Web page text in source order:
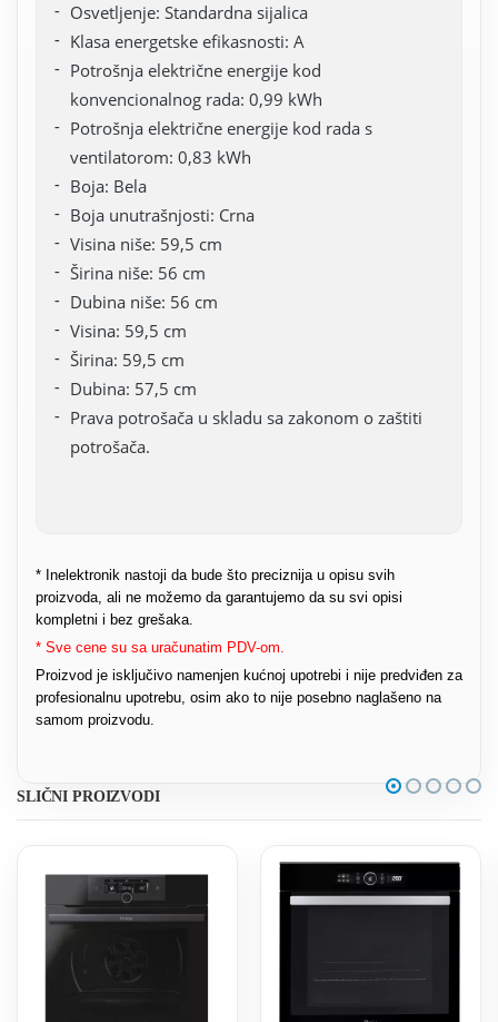
Osvetljenje: Standardna sijalica
Klasa energetske efikasnosti: A
Potrošnja električne energije kod
konvencionalnog rada: 0,99 kWh
Potrošnja električne energije kod rada s
ventilatorom: 0,83 kWh
Boja: Bela
Boja unutrašnjosti: Crna
Visina niše: 59,5 cm
Širina niše: 56 cm
Dubina niše: 56 cm
Visina: 59,5 cm
Širina: 59,5 cm
Dubina: 57,5 cm
Prava potrošača u skladu sa zakonom o zaštiti
potrošača.
* Inelektronik nastoji da bude što preciznija u opisu svih
proizvoda, ali ne možemo da garantujemo da su svi opisi
kompletni i bez grešaka.
* Sve cene su sa uračunatim PDV-om.
Proizvod je isključivo namenjen kućnoj upotrebi i nije predviđen za
profesionalnu upotrebu, osim ako to nije posebno naglašeno na
samom proizvodu.
SLIČNI PROIZVODI